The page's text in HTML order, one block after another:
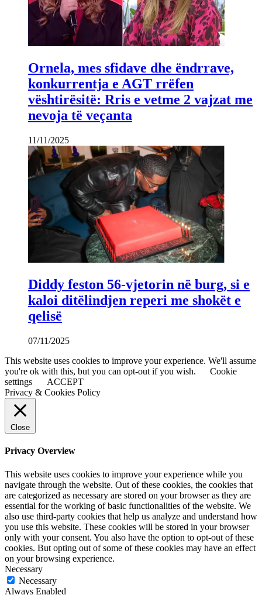
Ornela, mes sfidave dhe ëndrrave,
konkurrentja e AGT rrëfen
vështirësitë: Rris e vetme 2 vajzat me
nevoja të veçanta
11/11/2025
Diddy feston 56-vjetorin në burg, si e
kaloi ditëlindjen reperi me shokët e
qelisë
07/11/2025
This website uses cookies to improve your experience. We'll assume
you're ok with this, but you can opt-out if you wish.
Cookie
settings
ACCEPT
Privacy & Cookies Policy
Close
Privacy Overview
This website uses cookies to improve your experience while you
navigate through the website. Out of these cookies, the cookies that
are categorized as necessary are stored on your browser as they are
essential for the working of basic functionalities of the website. We
also use third-party cookies that help us analyze and understand how
you use this website. These cookies will be stored in your browser
only with your consent. You also have the option to opt-out of these
cookies. But opting out of some of these cookies may have an effect
on your browsing experience.
Necessary
Necessary
Always Enabled